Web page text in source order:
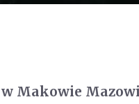
Makowie